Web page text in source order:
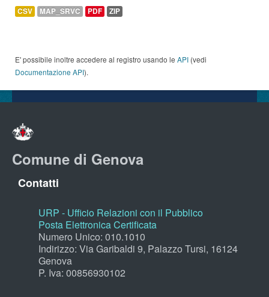
CSV MAP_SRVC PDF ZIP
E' possibile inoltre accedere al registro usando le API (vedi
Documentazione API).
Comune di Genova
Contatti
URP - Ufficio Relazioni con il Pubblico
Posta Elettronica Certificata
Numero Unico: 010.1010
Indirizzo: Via Garibaldi 9, Palazzo Tursi, 16124
Genova
P. Iva: 00856930102